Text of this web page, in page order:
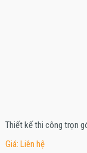
Thiết kế thi công trọn
Giá: Liên hệ